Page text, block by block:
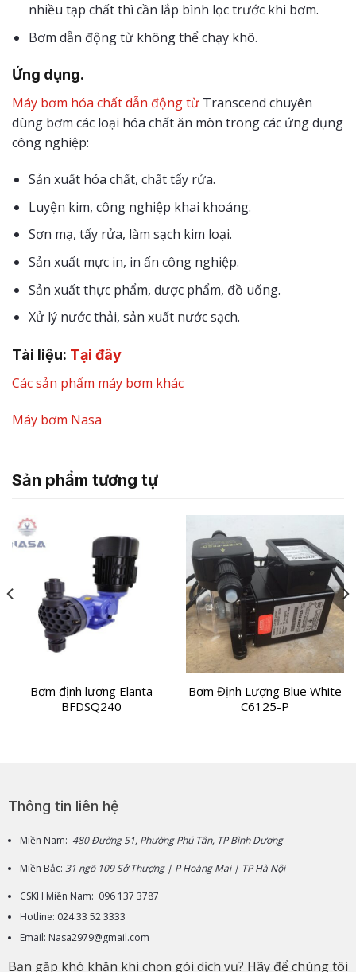
nhiều tạp chất thì cần lắp bình lọc trước khi bơm.
Bơm dẫn động từ không thể chạy khô.
Ứng dụng.
Máy bơm hóa chất dẫn động từ Transcend chuyên
dùng bơm các loại hóa chất ăn mòn trong các ứng dụng
công nghiệp:
Sản xuất hóa chất, chất tẩy rửa.
Luyện kim, công nghiệp khai khoáng.
Sơn mạ, tẩy rửa, làm sạch kim loại.
Sản xuất mực in, in ấn công nghiệp.
Sản xuất thực phẩm, dược phẩm, đồ uống.
Xử lý nước thải, sản xuất nước sạch.
Tài liệu: Tại đây
Các sản phẩm máy bơm khác
Máy bơm Nasa
Sản phẩm tương tự
Bơm định lượng Elanta
BFDSQ240
Bơm Định Lượng Blue White
C6125-P
Thông tin liên hệ
Miền Nam: 480 Đường 51, Phường Phú Tân, TP Bình Dương
Miền Bắc: 31 ngõ 109 Sở Thượng | P Hoàng Mai | TP Hà Nội
CSKH Miền Nam: 096 137 3787
Hotline: 024 33 52 3333
Email: Nasa2979@gmail.com
Bạn gặp khó khăn khi chọn gói dịch vụ? Hãy để chúng tôi